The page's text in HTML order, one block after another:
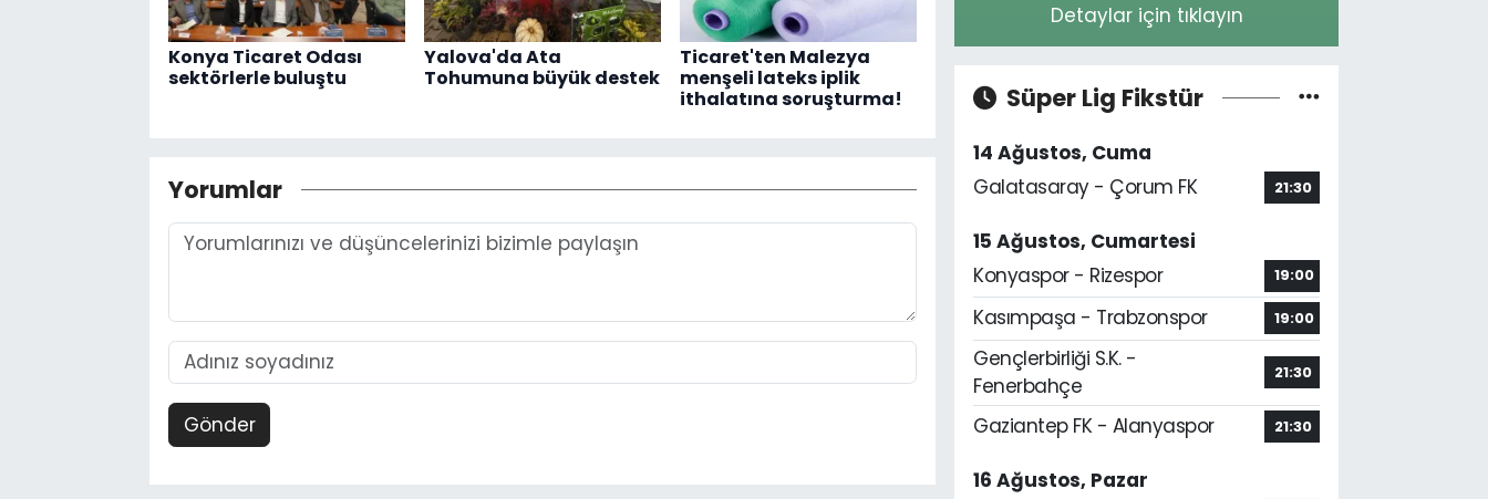
Konya Ticaret Odası
sektörlerle buluştu
Yalova'da Ata
Tohumuna büyük destek
Ticaret'ten Malezya
menşeli lateks iplik
ithalatına soruşturma!
Yorumlar
Gönder
Detaylar için tıklayın
Süper Lig Fikstür
14 Ağustos, Cuma
Galatasaray - Çorum FK
21:30
15 Ağustos, Cumartesi
Konyaspor - Rizespor
19:00
Kasımpaşa - Trabzonspor 19:00
Gençlerbirliği S.K. -
Fenerbahçe
21:30
Gaziantep FK - Alanyaspor 21:30
16 Ağustos, Pazar